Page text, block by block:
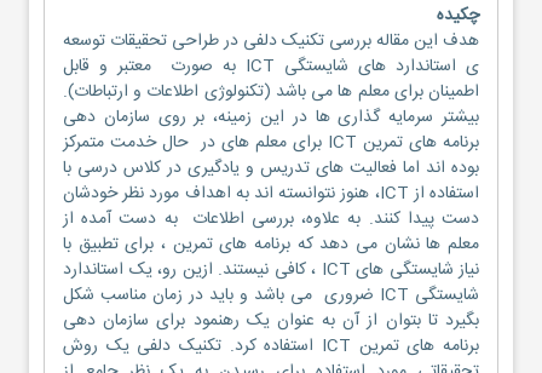
چکیده
هدف این مقاله بررسی تکنیک دلفی در طراحی تحقیقات توسعه
ی استاندارد های شایستگی ICT به صورت معتبر و قابل
اطمینان برای معلم ها می باشد (تکنولوژی اطلاعات و ارتباطات).
بیشتر سرمایه گذاری ها در این زمینه، بر روی سازمان دهی
برنامه های تمرین ICT برای معلم های در حال خدمت متمرکز
بوده اند اما فعالیت های تدریس و یادگیری در کلاس درسی با
استفاده از ICT، هنوز نتوانسته اند به اهداف مورد نظر خودشان
دست پیدا کنند. به علاوه، بررسی اطلاعات به دست آمده از
معلم ها نشان می دهد که برنامه های تمرین ، برای تطبیق با
نیاز شایستگی های ICT ، کافی نیستند. ازین رو، یک استاندارد
شایستگی ICT ضروری می باشد و باید در زمان مناسب شکل
بگیرد تا بتوان از آن به عنوان یک رهنمود برای سازمان دهی
برنامه های تمرین ICT استفاده کرد. تکنیک دلفی یک روش